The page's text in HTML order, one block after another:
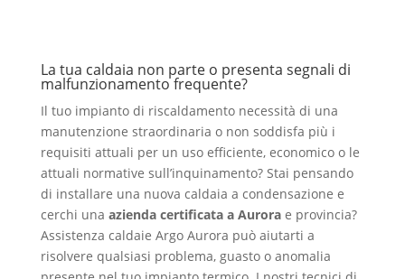
La tua caldaia non parte o presenta segnali di
malfunzionamento frequente?
Il tuo impianto di riscaldamento necessità di una
manutenzione straordinaria o non soddisfa più i
requisiti attuali per un uso efficiente, economico o le
attuali normative sull’inquinamento? Stai pensando
di installare una nuova caldaia a condensazione e
cerchi una azienda certificata a Aurorae provincia?
Assistenza caldaie Argo Aurora può aiutarti a
risolvere qualsiasi problema, guasto o anomalia